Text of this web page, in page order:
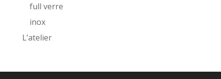
full verre
inox
L’atelier